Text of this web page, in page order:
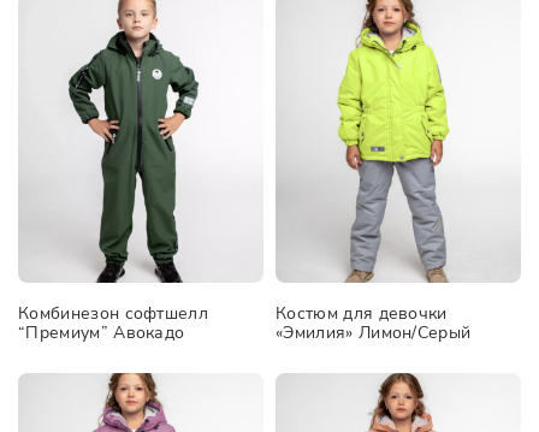
Комбинезон софтшелл
“Премиум” Авокадо
Костюм для девочки
«Эмилия» Лимон/Серый